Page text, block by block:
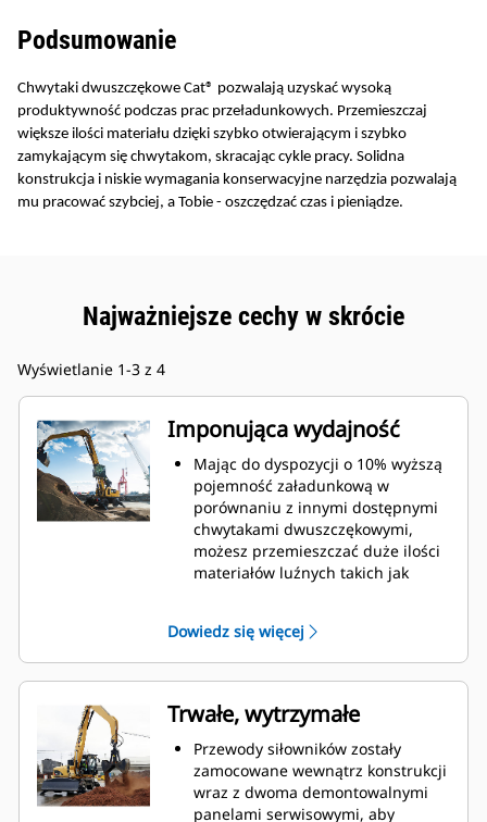
Podsumowanie
Chwytaki dwuszczękowe Cat® pozwalają uzyskać wysoką
produktywność podczas prac przeładunkowych. Przemieszczaj
większe ilości materiału dzięki szybko otwierającym i szybko
zamykającym się chwytakom, skracając cykle pracy. Solidna
konstrukcja i niskie wymagania konserwacyjne narzędzia pozwalają
mu pracować szybciej, a Tobie - oszczędzać czas i pieniądze.
Najważniejsze cechy w skrócie
Wyświetlanie 1-3 z 4
Imponująca wydajność
Mając do dyspozycji o 10% wyższą
pojemność załadunkową w
porównaniu z innymi dostępnymi
chwytakami dwuszczękowymi,
możesz przemieszczać duże ilości
materiałów luźnych takich jak
umożliwiają chwytanie i
przemieszczanie dużych ilości
materiału.
Imponująca siła zaciskowa szczęk
chwytaka w połączeniu z szybkim
otwieraniem i zamykaniem
pozwala skrócić cykle robocze i
realizować zadanie
przemieszczając więcej ton w
Dowiedz się więcej
Trwałe, wytrzymałe
Przewody siłowników zostały
zamocowane wewnątrz konstrukcji
wraz z dwoma demontowalnymi
panelami serwisowymi, aby